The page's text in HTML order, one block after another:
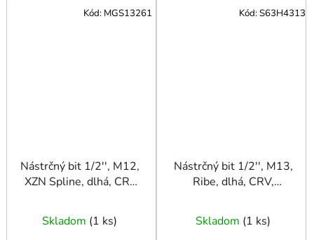
Nástrčný bit 1/2'', M12,
XZN Spline, dlhá, CR-
Skladom (1 ks)
Kód: MGS13261
Nástrčný bit 1/2'', M13,
Ribe, dlhá, CRV,
Skladom (1 ks)
Kód:S63H4313